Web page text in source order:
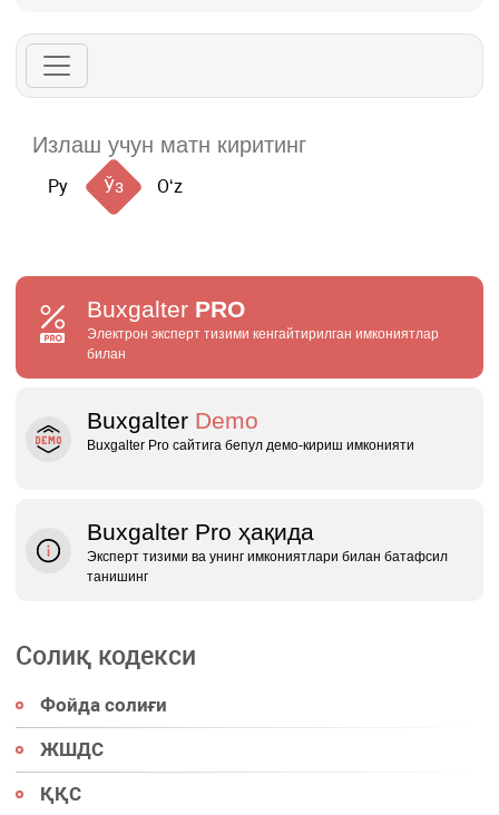
Ру Ўз Oʻz
Buxgalter PRO
Электрон эксперт тизими кенгайтирилган имкониятлар
билан
Buxgalter Demo
Buxgalter Pro сайтига бепул демо‑кириш имконияти
Buxgalter Pro ҳақида
Эксперт тизими ва унинг имкониятлари билан батафсил
танишинг
Солиқ кодекси
Фойда солиғи
ЖШДС
ҚҚС